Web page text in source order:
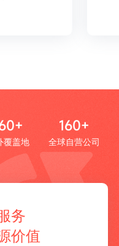
覆盖地
160+
全球自营公司
务
价值